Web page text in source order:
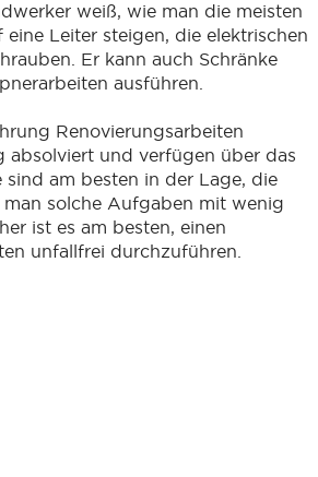
weiß, wie man die meisten
Leiter steigen, die elektrischen
Er kann auch Schränke
ausführen.
Renovierungsarbeiten
absolviert und verfügen über das
am besten in der Lage, die
solche Aufgaben mit wenig
ist es am besten, einen
unfallfrei durchzuführen.